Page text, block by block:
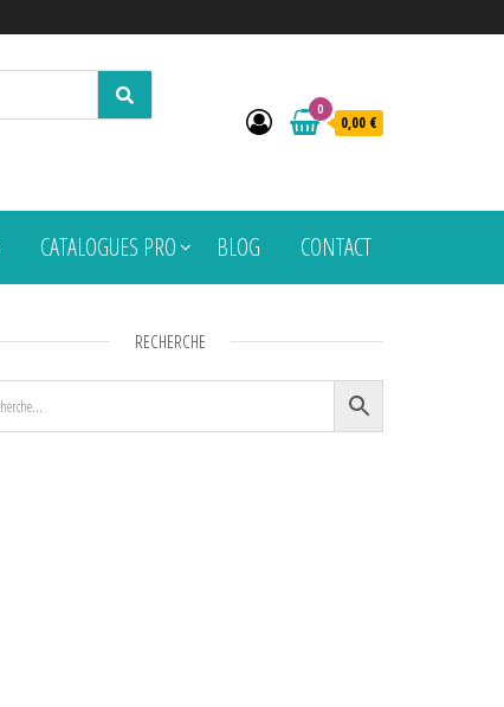
0
0,00 €
CATALOGUES PRO BLOG CONTACT
RECHERCHE